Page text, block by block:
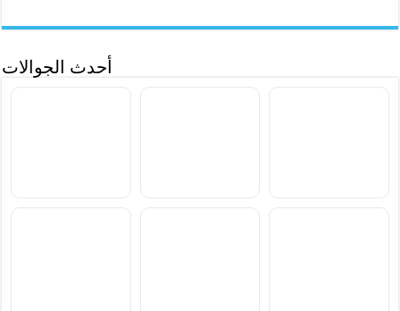
أحدث الجوالات